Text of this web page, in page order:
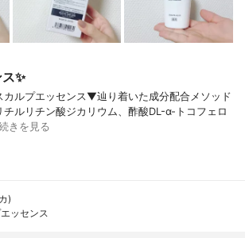
✨
カルプエッセンス▼辿り着いた成分配合メソッド
チルリチン酸ジカリウム、酢酸DL-α-トコフェロ
きを見る
)
ッセンス